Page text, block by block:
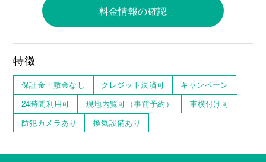
料金情報の確認
特徴
保証金・敷金なし クレジット決済可
キャンペーン
24時間利用可
現地内覧可（事前予約）
車横付け可
防犯カメラあり
換気設備あり